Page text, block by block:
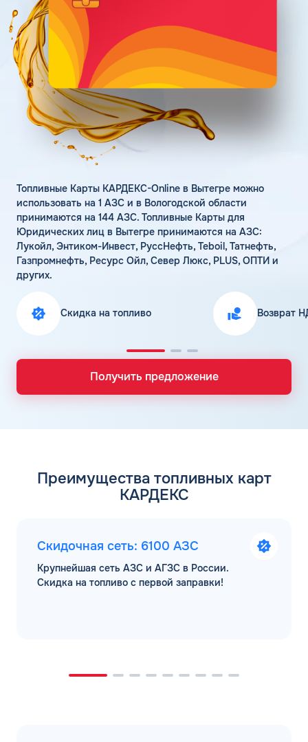
Статьи
Цена бензина и ДТ
Личный кабинет
Карта АЗС
Получить консультацию
Топливные Карты КАРДЕКС-Online в Вытегре можно
использовать на 1 АЗС и в Вологодской области
принимаются на 144 АЗС. Топливные Карты для
Юридических лиц в Вытегре принимаются на АЗС:
Лукойл, Энтиком-Инвест, РуссНефть, Teboil, Татнефть,
Газпромнефть, Ресурс Ойл, Север Люкс, PLUS, ОПТИ и
других.
Скидка на топливо Возврат
Получить предложение
Преимущества топливных карт
КАРДЕКС
Скидочная сеть: 6100 АЗС
Крупнейшая сеть АЗС и АГЗС в России.
Скидка на топливо с первой заправки!